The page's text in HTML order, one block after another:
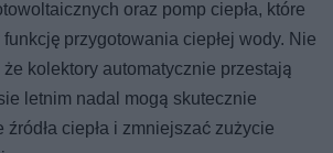
oraz pomp ciepła, które
funkcję przygotowania ciepłej wody. Nie
kolektory automatycznie przestają
letnim nadal mogą skutecznie
źródła ciepła i zmniejszać zużycie